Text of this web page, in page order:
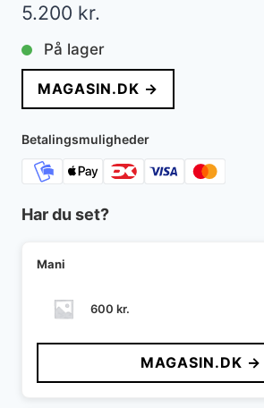
5.200 kr.
På lager
MAGASIN.DK →
Betalingsmuligheder
Har du set?
Mani
600 kr.
MAGASIN.DK →